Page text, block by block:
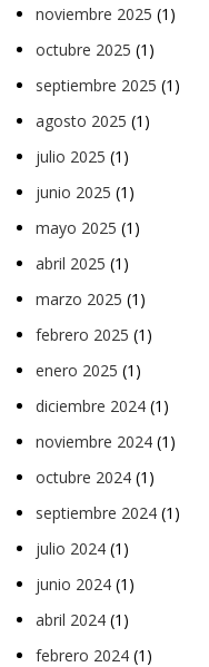
noviembre 2025 (1)
octubre 2025 (1)
septiembre 2025 (1)
agosto 2025 (1)
julio 2025 (1)
junio 2025 (1)
mayo 2025 (1)
abril 2025 (1)
marzo 2025 (1)
febrero 2025 (1)
enero 2025 (1)
diciembre 2024 (1)
noviembre 2024 (1)
octubre 2024 (1)
septiembre 2024 (1)
julio 2024 (1)
junio 2024 (1)
abril 2024 (1)
febrero 2024 (1)